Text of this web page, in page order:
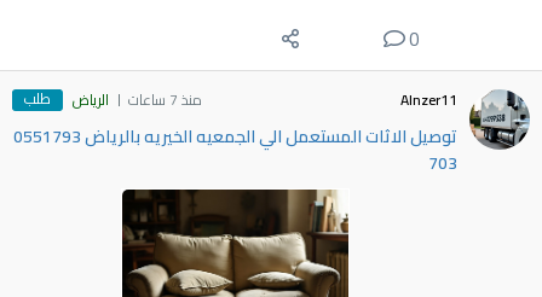
0
Alnzer11 منذ 7 ساعات الرياض طلب
توصيل الاثات المستعمل الي الجمعيه الخيريه بالرياض 0551793
703